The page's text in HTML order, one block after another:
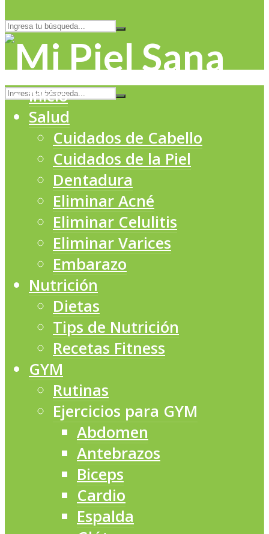
Inicio
Salud
Cuidados de Cabello
Cuidados de la Piel
Dentadura
Eliminar Acné
Eliminar Celulitis
Eliminar Varices
Embarazo
Nutrición
Dietas
Tips de Nutrición
Recetas Fitness
GYM
Rutinas
Ejercicios para GYM
Abdomen
Antebrazos
Biceps
Cardio
Espalda